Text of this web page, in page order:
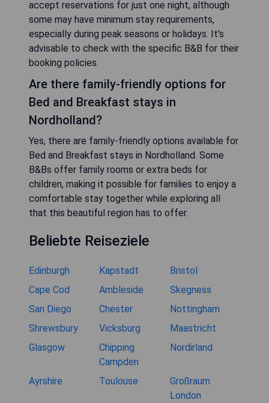
accept reservations for just one night, although
some may have minimum stay requirements,
especially during peak seasons or holidays. It's
advisable to check with the specific B&B for their
booking policies.
Are there family-friendly options for
Bed and Breakfast stays in
Nordholland?
Yes, there are family-friendly options available for
Bed and Breakfast stays in Nordholland. Some
B&Bs offer family rooms or extra beds for
children, making it possible for families to enjoy a
comfortable stay together while exploring all
that this beautiful region has to offer.
Beliebte Reiseziele
Edinburgh Kapstadt
Bristol
Cape Cod
Ambleside
Skegness
San Diego
Chester
Nottingham
Shrewsbury
Vicksburg
Maastricht
Glasgow
Chipping
Campden
Nordirland
Ayrshire Toulouse
Großraum
London